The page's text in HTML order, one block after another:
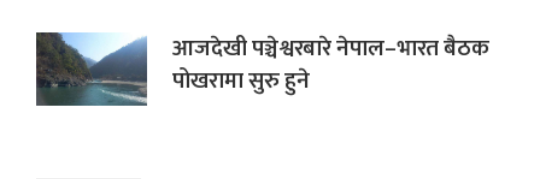
आजदेखी पञ्चेश्वरबारे नेपाल–भारत बैठक
पोखरामा सुरु हुने